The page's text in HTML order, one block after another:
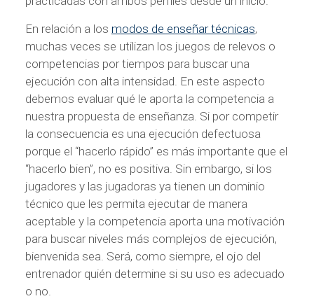
En relación a los modos de enseñar técnicas,
muchas veces se utilizan los juegos de relevos o
competencias por tiempos para buscar una
ejecución con alta intensidad. En este aspecto
debemos evaluar qué le aporta la competencia a
nuestra propuesta de enseñanza. Si por competir
la consecuencia es una ejecución defectuosa
porque el “hacerlo rápido” es más importante que el
“hacerlo bien”, no es positiva. Sin embargo, si los
jugadores y las jugadoras ya tienen un dominio
técnico que les permita ejecutar de manera
aceptable y la competencia aporta una motivación
para buscar niveles más complejos de ejecución,
bienvenida sea. Será, como siempre, el ojo del
entrenador quién determine si su uso es adecuado
o no.